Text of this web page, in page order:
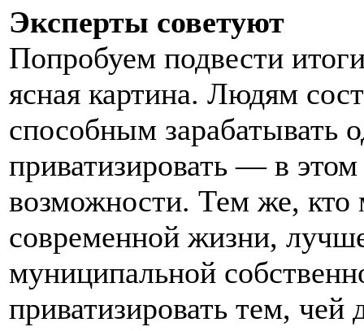
Эксперты советуют
Попробуем подвести
ясная картина. Людям
способным зарабатывать
приватизировать — в
возможности. Тем же, кто
современной жизни,
муниципальной
приватизировать тем,